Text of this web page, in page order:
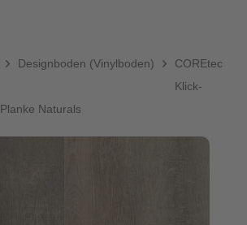
Designboden (Vinylboden)
COREtec
Klick-
Planke Naturals